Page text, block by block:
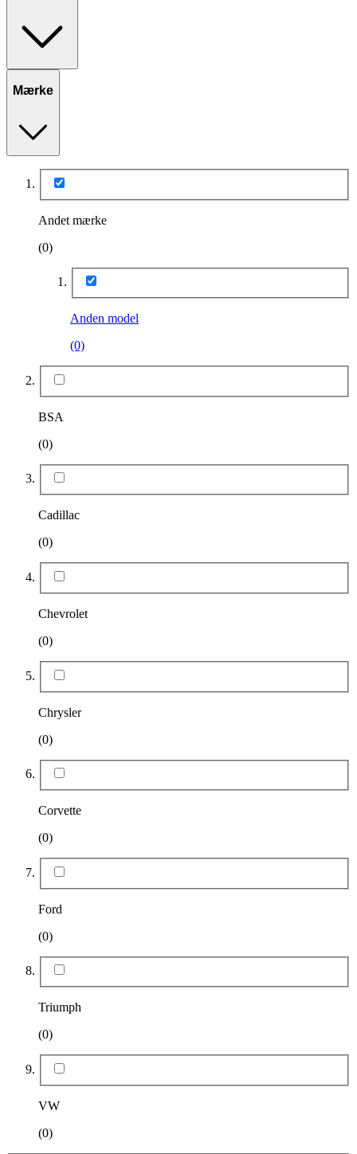
Mærke
Andet mærke
(0)
Anden model
(0)
BSA
(0)
Cadillac
(0)
Chevrolet
(0)
Chrysler
(0)
Corvette
(0)
Ford
(0)
Triumph
(0)
VW
(0)